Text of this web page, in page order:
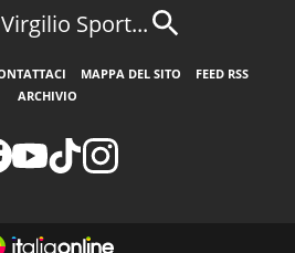
Sport...
MAPPA DEL SITO
FEED RSS
ARCHIVIO